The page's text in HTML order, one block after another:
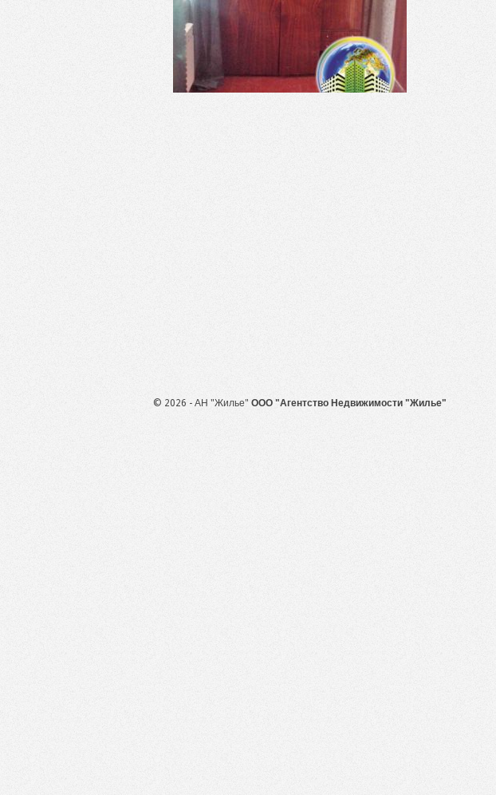
© 2026 - АН "Жилье" ООО "Агентство Недвижимости "Жилье"